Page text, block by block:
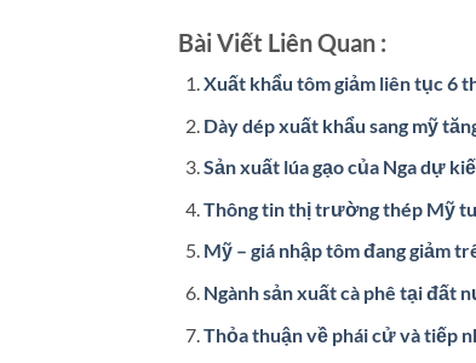
Bài Viết Liên Quan :
Xuất khẩu tôm giảm liên tục 6
Dày dép xuất khẩu sang mỹ
Sản xuất lúa gạo của Nga dự
Thông tin thị trường thép Mỹ
Mỹ – giá nhập tôm đang giảm
Ngành sản xuất cà phê tại đất
Thỏa thuận về phái cử và tiếp